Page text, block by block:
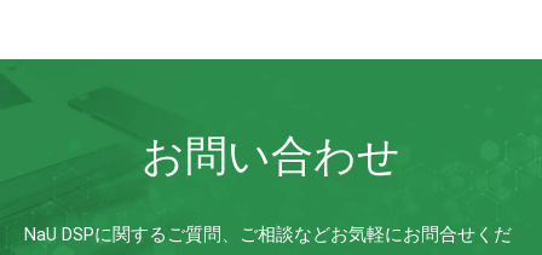
お問い合わせ
NaU DSPに関するご質問、ご相談などお気軽にお問合せくだ